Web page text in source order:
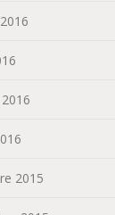
2015